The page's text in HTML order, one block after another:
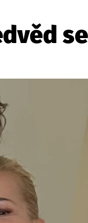
/ Cookies
IČ: 118 23 054
zprávu,
se